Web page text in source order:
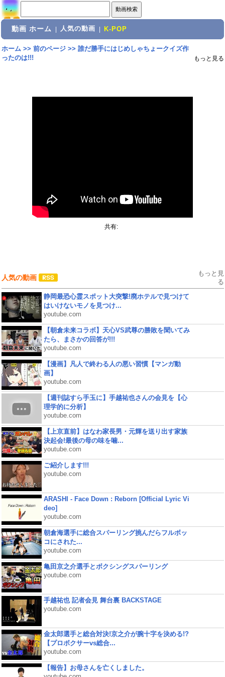
動画 ホーム 人気の動画 K-POP
ホーム>> 前のページ>> 誰だ勝手にはじめしゃちょークイズ作
ったのは!!!
もっと見る
共有:
人気の動画
もっと見
る
静岡最恐心霊スポット大突撃!廃ホテルで見つけて
はいけないモノを見つけ...
youtube.com
【朝倉未来コラボ】天心VS武尊の勝敗を聞いてみ
たら、まさかの回答が!!!
youtube.com
【漫画】凡人で終わる人の悪い習慣【マンガ動
画】
youtube.com
【週刊誌すら手玉に】手越祐也さんの会見を【心
理学的に分析】
youtube.com
【上京直前】はなわ家長男・元輝を送り出す家族
決起会!最後の母の味を噛...
youtube.com
ご紹介します!!!
youtube.com
ARASHI - Face Down : Reborn [Official Lyric Vi
deo]
youtube.com
朝倉海選手に総合スパーリング挑んだらフルボッ
コにされた...
youtube.com
亀田京之介選手とボクシングスパーリング
youtube.com
手越祐也 記者会見 舞台裏 BACKSTAGE
youtube.com
金太郎選手と総合対決!京之介が腕十字を決める!?
【プロボクサーvs総合...
youtube.com
【報告】お母さんを亡くしました。